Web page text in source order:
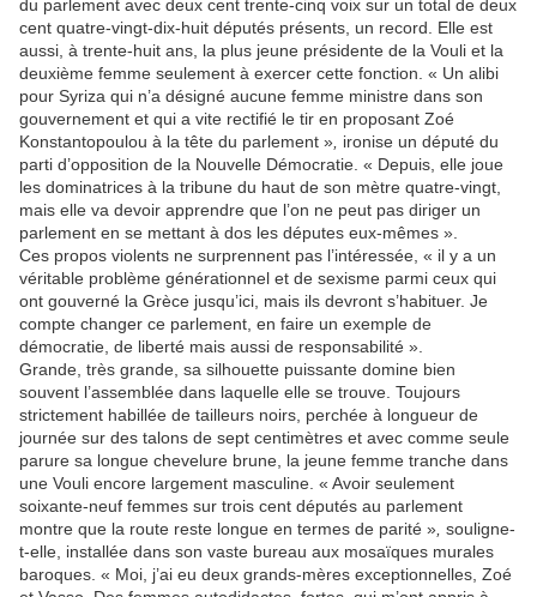
du parlement avec deux cent trente-cinq voix sur un total de deux
cent quatre-vingt-dix-huit députés présents, un record. Elle est
aussi, à trente-huit ans, la plus jeune présidente de la Vouli et la
deuxième femme seulement à exercer cette fonction. « Un alibi
pour Syriza qui n’a désigné aucune femme ministre dans son
gouvernement et qui a vite rectifié le tir en proposant Zoé
Konstantopoulou à la tête du parlement » ironise un député du
parti d’opposition de la Nouvelle Démocratie. « Depuis, elle joue
les dominatrices à la tribune du haut de son mètre quatre-vingt,
mais elle va devoir apprendre que l’on ne peut pas diriger un
parlement en se mettant à dos les députes eux-mêmes ».
Ces propos violents ne surprennent pas l’intéressée, « il y a un
véritable problème générationnel et de sexisme parmi ceux qui
ont gouverné la Grèce jusqu’ici, mais ils devront s’habituer. Je
compte changer ce parlement, en faire un exemple de
démocratie, de liberté mais aussi de responsabilité ».
Grande, très grande, sa silhouette puissante domine bien
souvent l’assemblée dans laquelle elle se trouve. Toujours
strictement habillée de tailleurs noirs, perchée à longueur de
journée sur des talons de sept centimètres et avec comme seule
parure sa longue chevelure brune, la jeune femme tranche dans
une Vouli encore largement masculine. « Avoir seulement
soixante-neuf femmes sur trois cent députés au parlement
montre que la route reste longue en termes de parité » souligne-
t-elle, installée dans son vaste bureau aux mosaïques murales
baroques. « Moi, j’ai eu deux grands-mères exceptionnelles, Zoé